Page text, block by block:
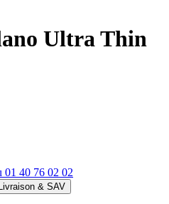
Ultra Thin
01 40 76 02 02
Livraison & SAV